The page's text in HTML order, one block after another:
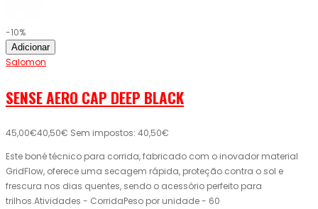
-10%
Adicionar
Salomon
SENSE AERO CAP DEEP BLACK
45,00€40,50€ Sem impostos: 40,50€
Este boné técnico para corrida, fabricado com o inovador material
GridFlow, oferece uma secagem rápida, proteção contra o sol e
frescura nos dias quentes, sendo o acessório perfeito para
trilhos.Atividades - CorridaPeso por unidade - 60